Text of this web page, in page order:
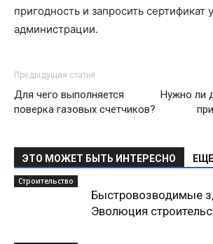
пригодность и запросить сертификат у
администрации.
Предыдущая статья
Для чего выполняется
поверка газовых счетчиков?
Нужно ли
ЭТО МОЖЕТ БЫТЬ ИНТЕРЕСНО
Строительство
Быстровозводимые
Эволюция